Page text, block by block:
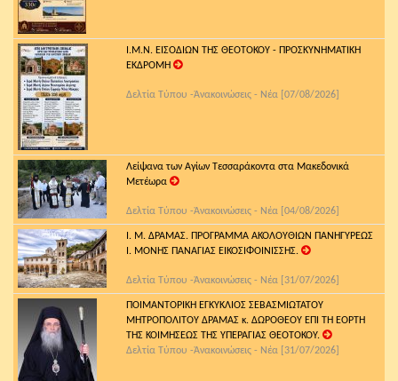
Ι.Μ.Ν. ΕΙΣΟΔΙΩΝ ΤΗΣ ΘΕΟΤΟΚΟΥ - ΠΡΟΣΚΥΝΗΜΑΤΙΚΗ
ΕΚΔΡΟΜΗ
Δελτία Τύπου -Ἀνακοινώσεις - Νέα [07/08/2026]
Λείψανα των Αγίων Τεσσαράκοντα στα Μακεδονικά
Μετέωρα
Δελτία Τύπου -Ἀνακοινώσεις - Νέα [04/08/2026]
Ι. Μ. ΔΡΑΜΑΣ. ΠΡΟΓΡΑΜΜΑ ΑΚΟΛΟΥΘΙΩΝ ΠΑΝΗΓΥΡΕΩΣ
Ι. ΜΟΝΗΣ ΠΑΝΑΓΙΑΣ ΕΙΚΟΣΙΦΟΙΝΙΣΣΗΣ.
Δελτία Τύπου -Ἀνακοινώσεις - Νέα [31/07/2026]
ΠΟΙΜΑΝΤΟΡΙΚΗ ΕΓΚΥΚΛΙΟΣ ΣΕΒΑΣΜΙΩΤΑΤΟΥ
ΜΗΤΡΟΠΟΛΙΤΟΥ ΔΡΑΜΑΣ κ. ΔΩΡΟΘΕΟΥ ΕΠΙ ΤΗ ΕΟΡΤΗ
ΤΗΣ ΚΟΙΜΗΣΕΩΣ ΤΗΣ ΥΠΕΡΑΓΙΑΣ ΘΕΟΤΟΚΟΥ.
Δελτία Τύπου -Ἀνακοινώσεις - Νέα [31/07/2026]